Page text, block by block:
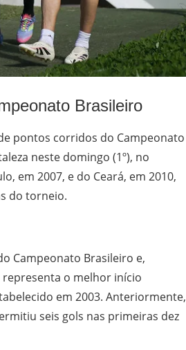
Brasileiro
pontos corridos do Campeonato
neste domingo (1º), no
em 2007, e do Ceará, em 2010,
do torneio.
Campeonato Brasileiro e,
o melhor início
em 2003. Anteriormente,
seis gols nas primeiras dez